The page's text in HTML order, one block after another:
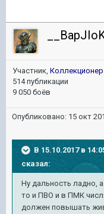
Участник, Коллекционер
514 публикации
9 050 боёв
Опубликовано: 15 окт
В 15.10.2017 в
сказал:
Ну дальность ладно,
то и ПВО и в ПМК
должен повышать